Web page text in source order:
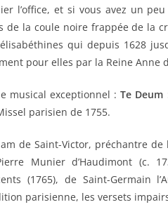
l’office, et si vous avez un
de la coule noire frappée de la
qui depuis 1628
pour elles par la Reine Anne
musical exceptionnel :Te Deum
parisien de 1755.
de Saint-Victor, préchantre
Munier d’Haudimont (c.
(1765), de Saint-Germain
parisienne, les versets